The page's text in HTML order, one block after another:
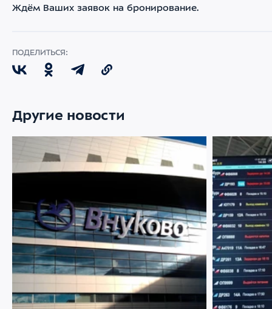
Ждём Ваших заявок на бронирование.
ПОДЕЛИТЬСЯ:
Другие новости
07 АВГУСТА 2026 2878
Ограничение движения в районе
Международного аэропорта Внуково
22 ИЮЛЯ 2026
Меняемся